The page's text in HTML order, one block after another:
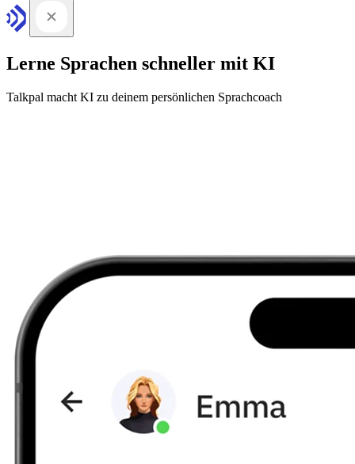
Lerne Sprachen schneller mit KI
Talkpal macht KI zu deinem persönlichen Sprachcoach